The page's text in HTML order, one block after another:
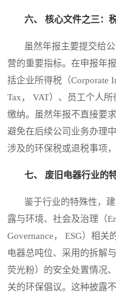
六、 核心文件之三：
虽然年报主要提交给公
营的重要指标。在申报年
括企业所得税（Corporate
Tax， VAT）、员工个人
缴纳。虽然年报不直接要
避免在后续公司业务办理
涉及的环保税或退税事项
七、 废旧电器行业的
鉴于行业的特殊性，建
露与环境、社会及治理（
Governance， ESG）相关
电器总吨位、采用的拆解
荧光粉）的安全处置情况
关的环保倡议。这种披露